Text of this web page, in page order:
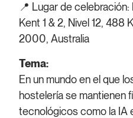
📍 Lugar de
Kent 1 & 2, Nivel 12, 488
2000, Australia
Tema:
En un mundo en el que
hostelería se mantienen
tecnológicos como la IA